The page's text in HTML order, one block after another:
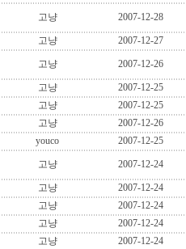
고냥 2007-12-28
고냥 2007-12-27
고냥 2007-12-26
고냥 2007-12-25
고냥 2007-12-25
고냥 2007-12-26
youco 2007-12-25
고냥 2007-12-24
고냥 2007-12-24
고냥 2007-12-24
고냥 2007-12-24
고냥 2007-12-24